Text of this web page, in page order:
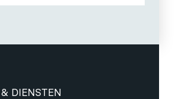
DIENSTEN